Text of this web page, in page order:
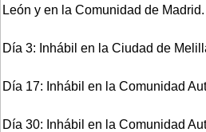
León y en la Comunidad de Madrid.
Día 3: Inhábil en la Ciudad de
Día 17: Inhábil en la Comunidad
Día 30: Inhábil en la Comunidad